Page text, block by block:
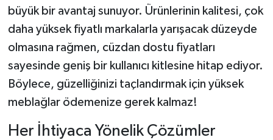
büyük bir avantaj sunuyor. Ürünlerinin kalitesi, çok
daha yüksek fiyatlı markalarla yarışacak düzeyde
olmasına rağmen, cüzdan dostu fiyatları
sayesinde geniş bir kullanıcı kitlesine hitap ediyor.
Böylece, güzelliğinizi taçlandırmak için yüksek
meblağlar ödemenize gerek kalmaz!
Her İhtiyaca Yönelik Çözümler